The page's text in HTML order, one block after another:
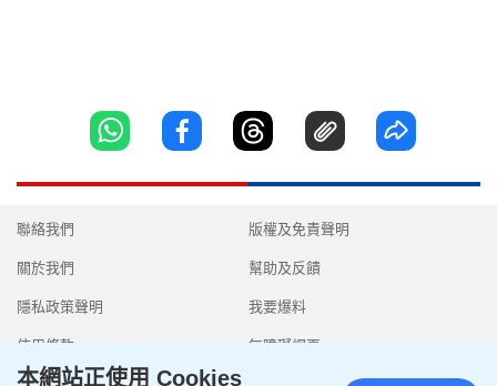
聯絡我們
關於我們
隱私政策聲明
使用條款
版權及免責聲明
幫助及反饋
我要爆料
無障礙網頁
本網站正使用 Cookies